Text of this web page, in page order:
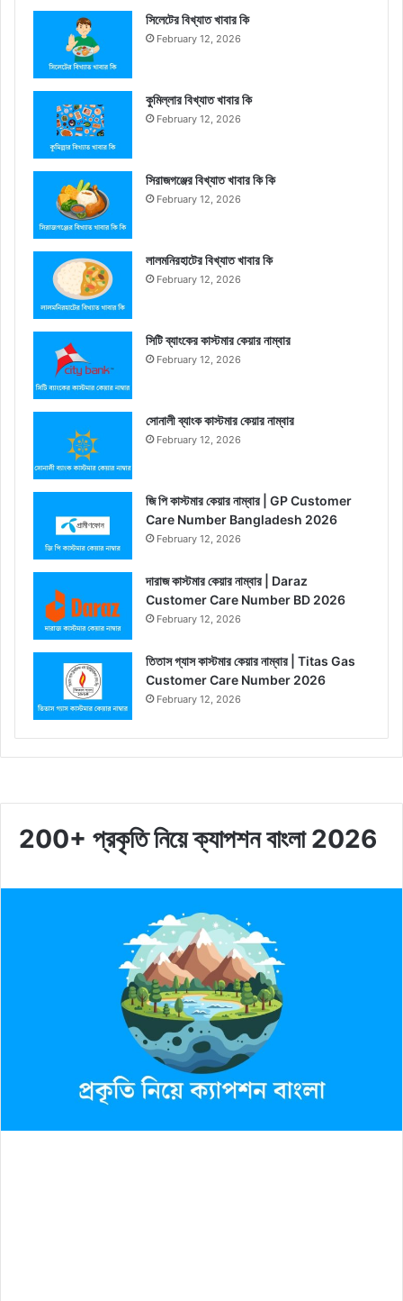
সিলেটের বিখ্যাত খাবার কি
February 12, 2026
কুমিল্লার বিখ্যাত খাবার কি
February 12, 2026
সিরাজগঞ্জের বিখ্যাত খাবার কি কি
February 12, 2026
লালমনিরহাটের বিখ্যাত খাবার কি
February 12, 2026
সিটি ব্যাংকের কাস্টমার কেয়ার নাম্বার
February 12, 2026
সোনালী ব্যাংক কাস্টমার কেয়ার নাম্বার
February 12, 2026
জি পি কাস্টমার কেয়ার নাম্বার | GP Customer
Care Number Bangladesh 2026
February 12, 2026
দারাজ কাস্টমার কেয়ার নাম্বার | Daraz
Customer Care Number BD 2026
February 12, 2026
তিতাস গ্যাস কাস্টমার কেয়ার নাম্বার | Titas Gas
Customer Care Number 2026
February 12, 2026